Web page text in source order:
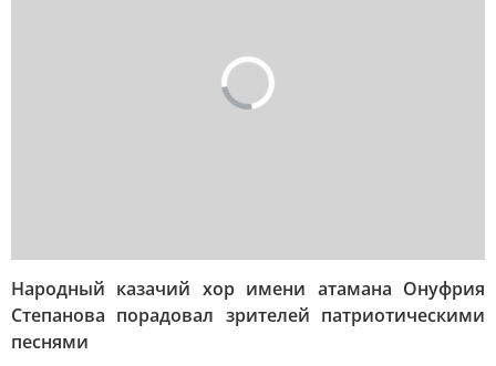
Народный казачий хор имени атамана Онуфрия
Степанова порадовал зрителей патриотическими
песнями